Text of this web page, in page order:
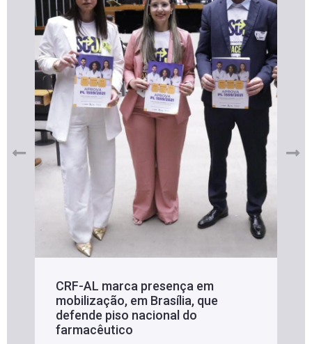
CRF-AL marca presença em
mobilização, em Brasília, que
defende piso nacional do
farmacêutico